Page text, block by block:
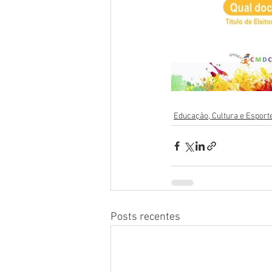
Educação, Cultura e
Posts recentes